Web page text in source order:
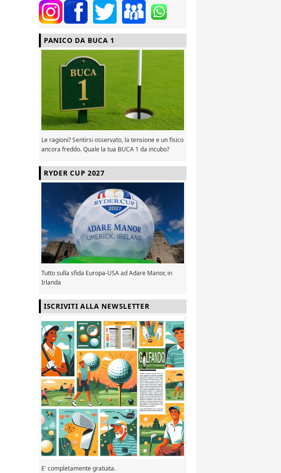
PANICO DA BUCA 1
Le ragioni? Sentirsi osservato, la tensione e un fisico
ancora freddo. Quale la tua BUCA 1 da incubo?
RYDER CUP 2027
Tutto sulla sfida Europa-USA ad Adare Manor, in
Irlanda
ISCRIVITI ALLA NEWSLETTER
E' completamente gratuita.